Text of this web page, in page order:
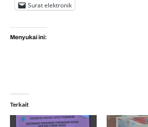
Surat elektronik
Menyukai ini:
Terkait